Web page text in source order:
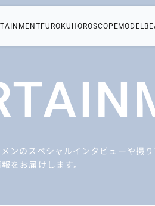
FUROKU HOROSCOPEMODEL
ンのスペシャルインタビューや撮
をお届けします。